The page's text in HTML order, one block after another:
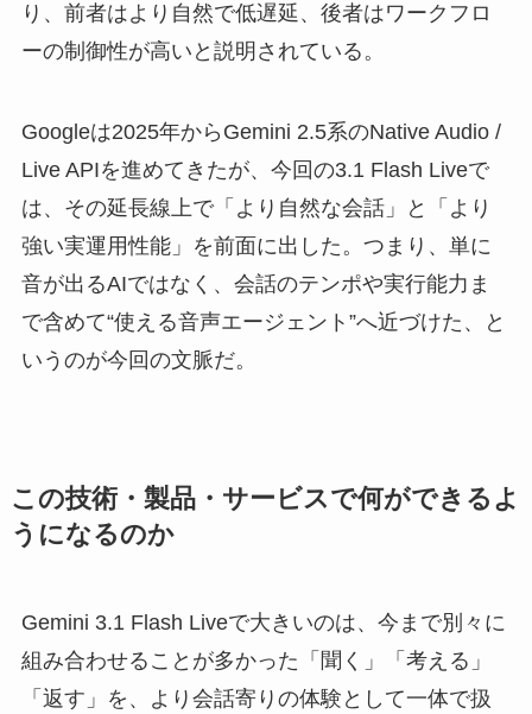
り、前者はより自然で低遅延、後者はワークフロ
ーの制御性が高いと説明されている。
Googleは2025年からGemini 2.5系のNative Audio /
Live APIを進めてきたが、今回の3.1 Flash Liveで
は、その延長線上で「より自然な会話」と「より
強い実運用性能」を前面に出した。つまり、単に
音が出るAIではなく、会話のテンポや実行能力ま
で含めて“使える音声エージェント”へ近づけた、と
いうのが今回の文脈だ。
この技術・製品・サービスで何ができるよ
うになるのか
Gemini 3.1 Flash Liveで大きいのは、今まで別々に
組み合わせることが多かった「聞く」「考える」
「返す」を、より会話寄りの体験として一体で扱